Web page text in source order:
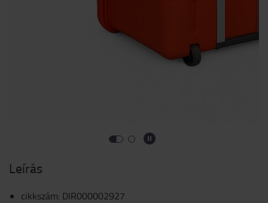
Leírás
cikkszám: DIR000002927